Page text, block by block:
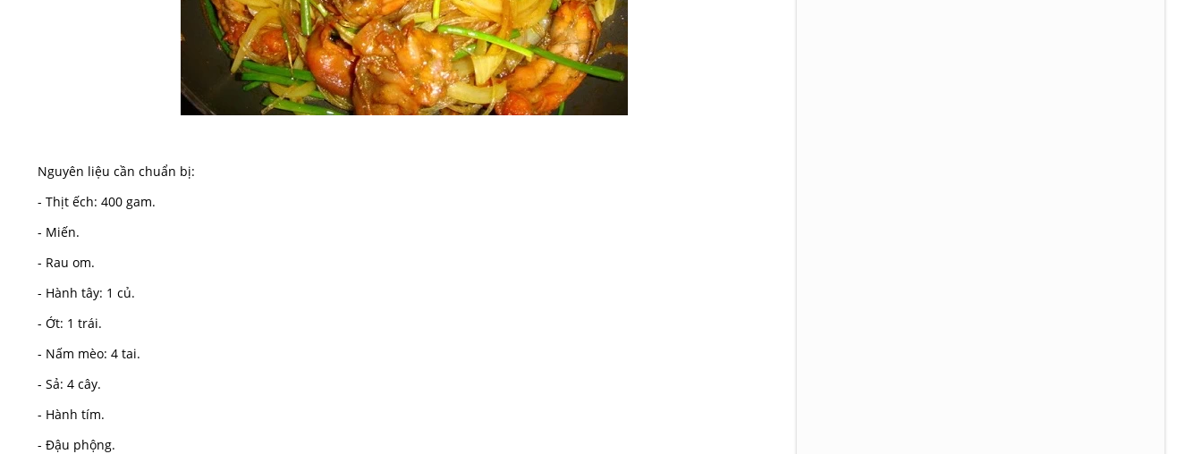
Nguyên liệu cần chuẩn bị:
- Thịt ếch: 400 gam.
- Miến.
- Rau om.
- Hành tây: 1 củ.
- Ớt: 1 trái.
- Nấm mèo: 4 tai.
- Sả: 4 cây.
- Hành tím.
- Đậu phộng.